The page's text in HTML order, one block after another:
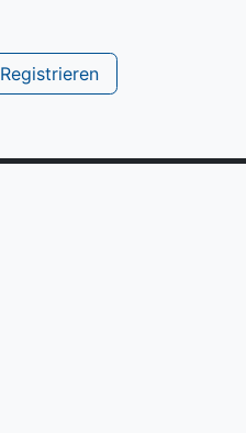
Registrieren